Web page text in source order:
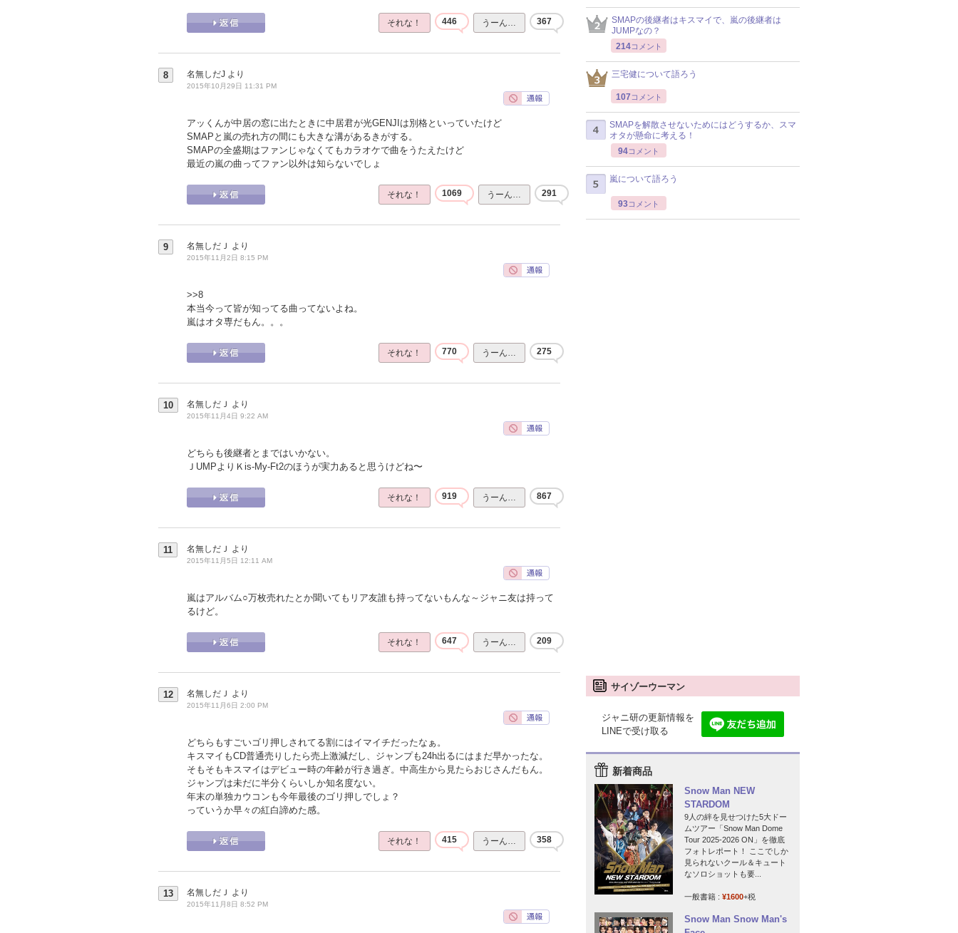
それな！ 446 うーん… 367
8 名無しだJ より
2015年10月29日 11:31 PM
アッくんが中居の窓に出たときに中居君が光GENJIは別格といっていたけど
SMAPと嵐の売れ方の間にも大きな溝があるきがする。
SMAPの全盛期はファンじゃなくてもカラオケで曲をうたえたけど
最近の嵐の曲ってファン以外は知らないでしょ
それな！ 1069 うーん… 291
9 名無しだＪ より
2015年11月2日 8:15 PM
>>8
本当今って皆が知ってる曲ってないよね。
嵐はオタ専だもん。。。
それな！ 770 うーん… 275
10 名無しだＪ より
2015年11月4日 9:22 AM
どちらも後継者とまではいかない。
ＪUMPよりＫis-My-Ft2のほうが実力あると思うけどね〜
それな！ 919 うーん… 867
11 名無しだＪ より
2015年11月5日 12:11 AM
嵐はアルバム○万枚売れたとか聞いてもリア友誰も持ってないもんな～ジャニ友は持って
るけど。
それな！ 647 うーん… 209
12 名無しだＪ より
2015年11月6日 2:00 PM
どちらもすごいゴリ押しされてる割にはイマイチだったなぁ。
キスマイもCD普通売りしたら売上激減だし、ジャンプも24h出るにはまだ早かったな。
そもそもキスマイはデビュー時の年齢が行き過ぎ。中高生から見たらおじさんだもん。
ジャンプは未だに半分くらいしか知名度ない。
年末の単独カウコンも今年最後のゴリ押しでしょ？
っていうか早々の紅白諦めた感。
それな！ 415 うーん… 358
13 名無しだＪ より
2015年11月8日 8:52 PM
SMAPの後継者はキスマイで、嵐の後継者は
JUMPなの？
214コメント
三宅健について語ろう
107 コメント
SMAPを解散させないためにはどうするか、スマ
オタが懸命に考える！
94コメント
嵐について語ろう
93コメント
サイゾーウーマン
ジャニ研の更新情報を
LINEで受け取る
新着商品
Snow Man NEW
STARDOM
9人の絆を見せつけた5大ドー
ムツアー「Snow Man Dome
Tour 2025-2026 ON」を徹底
フォトレポート！ ここでしか
見られないクール＆キュート
なソロショットも要...
一般書籍 : ¥1600+税
Snow Man Snow Man's